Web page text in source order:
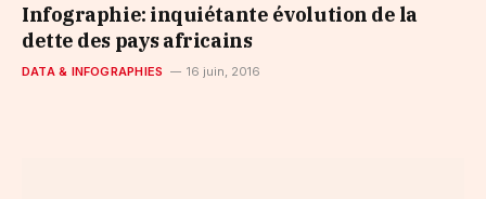
Infographie: inquiétante évolution de la
dette des pays africains
DATA & INFOGRAPHIES 16 juin, 2016